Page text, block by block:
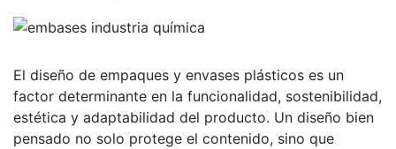
El diseño de empaques y envases plásticos es un
factor determinante en la funcionalidad, sostenibilidad,
estética y adaptabilidad del producto. Un diseño bien
pensado no solo protege el contenido, sino que